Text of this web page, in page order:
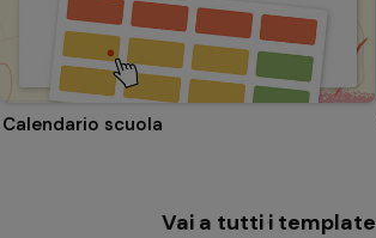
Calendario scuola
Vai a tutti i template